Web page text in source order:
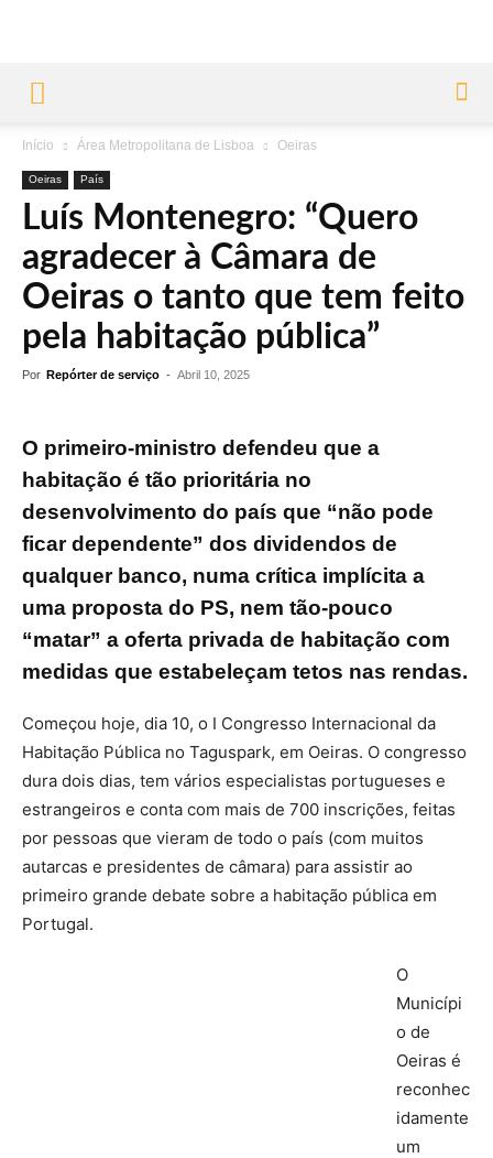
Início Área Metropolitana de Lisboa Oeiras
Oeiras País
Luís Montenegro: “Quero
agradecer à Câmara de
Oeiras o tanto que tem feito
pela habitação pública”
Por Repórter de serviço - Abril 10, 2025
O primeiro-ministro defendeu que a
habitação é tão prioritária no
desenvolvimento do país que “não pode
ficar dependente” dos dividendos de
qualquer banco, numa crítica implícita a
uma proposta do PS, nem tão-pouco
“matar” a oferta privada de habitação com
medidas que estabeleçam tetos nas rendas.
Começou hoje, dia 10, o I Congresso Internacional da
Habitação Pública no Taguspark, em Oeiras. O congresso
dura dois dias, tem vários especialistas portugueses e
estrangeiros e conta com mais de 700 inscrições, feitas
por pessoas que vieram de todo o país (com muitos
autarcas e presidentes de câmara) para assistir ao
primeiro grande debate sobre a habitação pública em
Portugal.
O
Municípi
o de
Oeiras é
reconhec
idamente
um